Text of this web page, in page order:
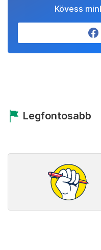
Kövess
Legfontosabb